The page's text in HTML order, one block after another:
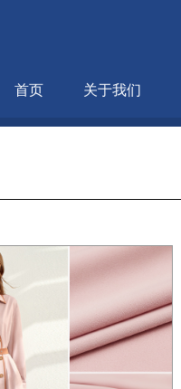
首页 关于我们